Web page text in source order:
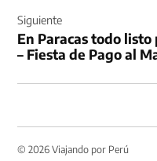
Siguiente
En Paracas todo
– Fiesta de Pago al
© 2026 Viajando por Perú